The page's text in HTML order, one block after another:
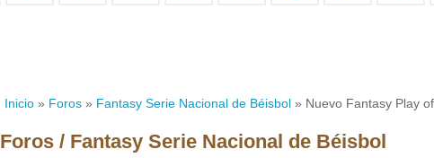
Inicio » Foros » Fantasy Serie Nacional de Béisbol » Nuevo Fantasy Play
Foros / Fantasy Serie Nacional de Béisbol